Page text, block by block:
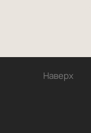
Наверх